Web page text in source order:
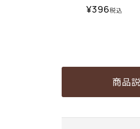
¥396税込
商品